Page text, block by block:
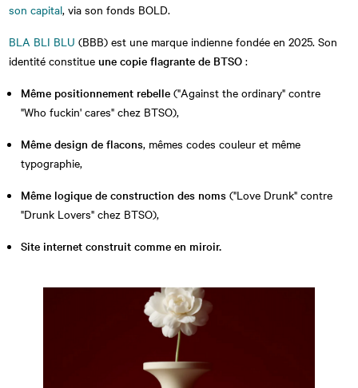
son capital, via son fonds BOLD.
BLA BLI BLU (BBB) est une marque indienne fondée en 2025. Son
identité constitue une copie flagrante de BTSO :
Même positionnement rebelle ("Against the ordinary" contre
"Who fuckin' cares" chez BTSO),
Même design de flacons, mêmes codes couleur et même
typographie,
Même logique de construction des noms ("Love Drunk" contre
"Drunk Lovers" chez BTSO),
Site internet construit comme en miroir.